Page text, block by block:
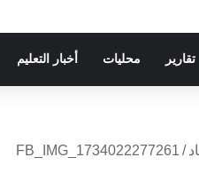
تقارير محليات أخبار التعليم
/
FB_IMG_1734022277261